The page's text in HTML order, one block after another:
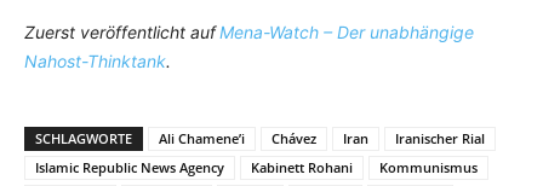
Zuerst veröffentlicht aufMena-Watch – Der unabhängige
Nahost-Thinktank.
SCHLAGWORTE Ali Chamene’i Chávez Iran
Iranischer Rial
Islamic Republic News Agency
Kabinett Rohani
Kommunismus